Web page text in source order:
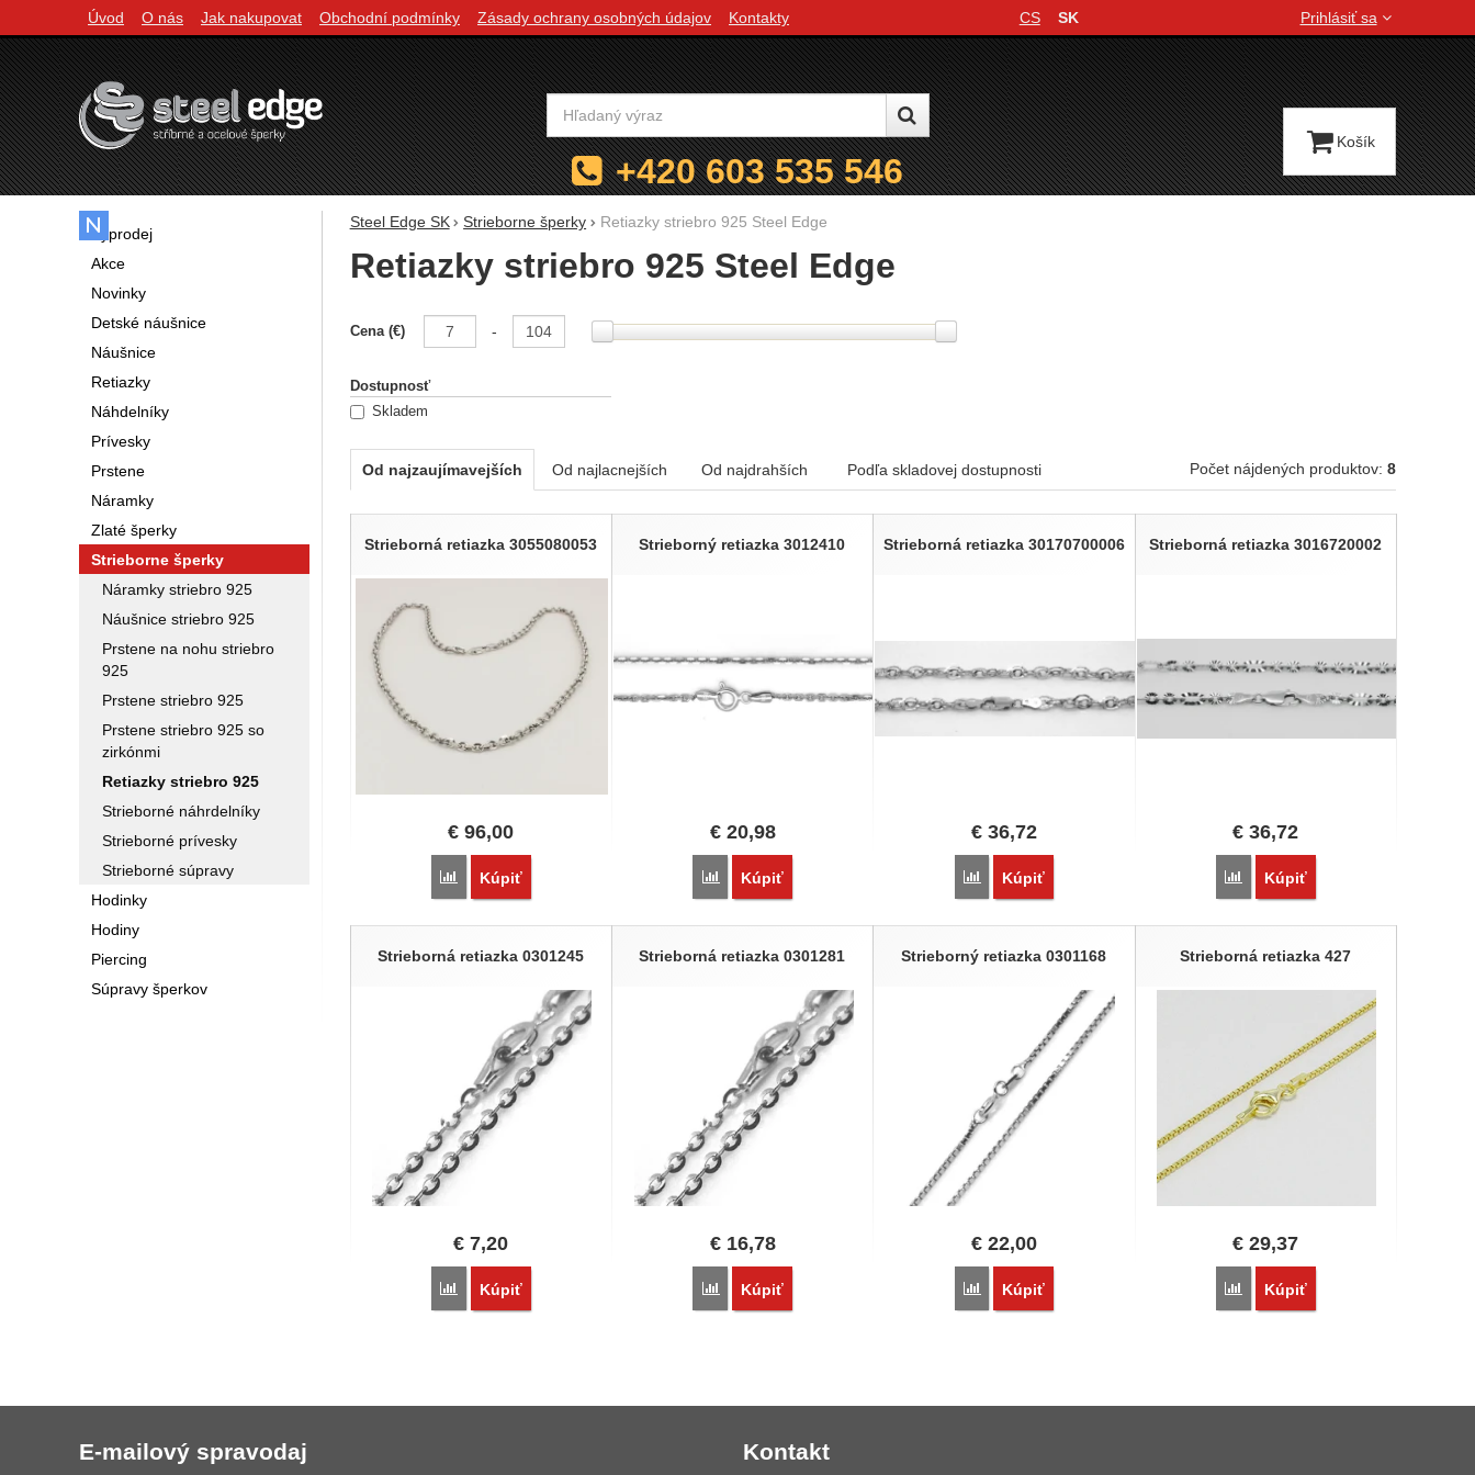
Steel Edge SK Strieborne šperky Retiazky striebro 925 Steel Edge
Retiazky striebro 925 Steel Edge
Filtrovanie podľa parametrov
Cena (€) -
Dostupnosť
Skladem
Od najzaujímavejších Od najlacnejších Od najdrahších Podľa skladovej dostupnosti Počet nájdených produktov: 8
Produkty
Strieborná retiazka 3055080053
€ 96,00
Porovnať
Kúpiť
Strieborný retiazka 3012410
€20,98
Porovnať
Kúpiť
Strieborná retiazka 30170700006
€36,72
Porovnať
Kúpiť
Strieborná retiazka 3016720002
€ 36,72
Porovnať
Kúpiť
Strieborná retiazka 0301245
€ 7,20
Porovnať
Kúpiť
Strieborná retiazka 0301281
€16,78
Porovnať
Kúpiť
Strieborný retiazka 0301168
€22,00
Porovnať
Kúpiť
Strieborná retiazka 427
€ 29,37
Porovnať
Kúpiť
Výprodej
Akce
Novinky
Detské náušnice
Náušnice
Retiazky
Náhdelníky
Prívesky
Prstene
Náramky
Zlaté šperky
Strieborne šperky
Náramky striebro 925
Náušnice striebro 925
Prstene na nohu striebro
925
Prstene striebro 925
Prstene striebro 925 so
zirkónmi
Retiazky striebro 925
Strieborné náhrdelníky
Strieborné prívesky
Strieborné súpravy
Hodinky
Hodiny
Piercing
Súpravy šperkov
Navigácia
Úvod O nás Jak nakupovat Obchodní podmínky Zásady ochrany osobných údajov Kontakty
Jazyková verzia
CS SK Prihlásiť sa
Vyhľadávanie
+420 603 535 546
Košík
E-mailový spravodaj Kontakt